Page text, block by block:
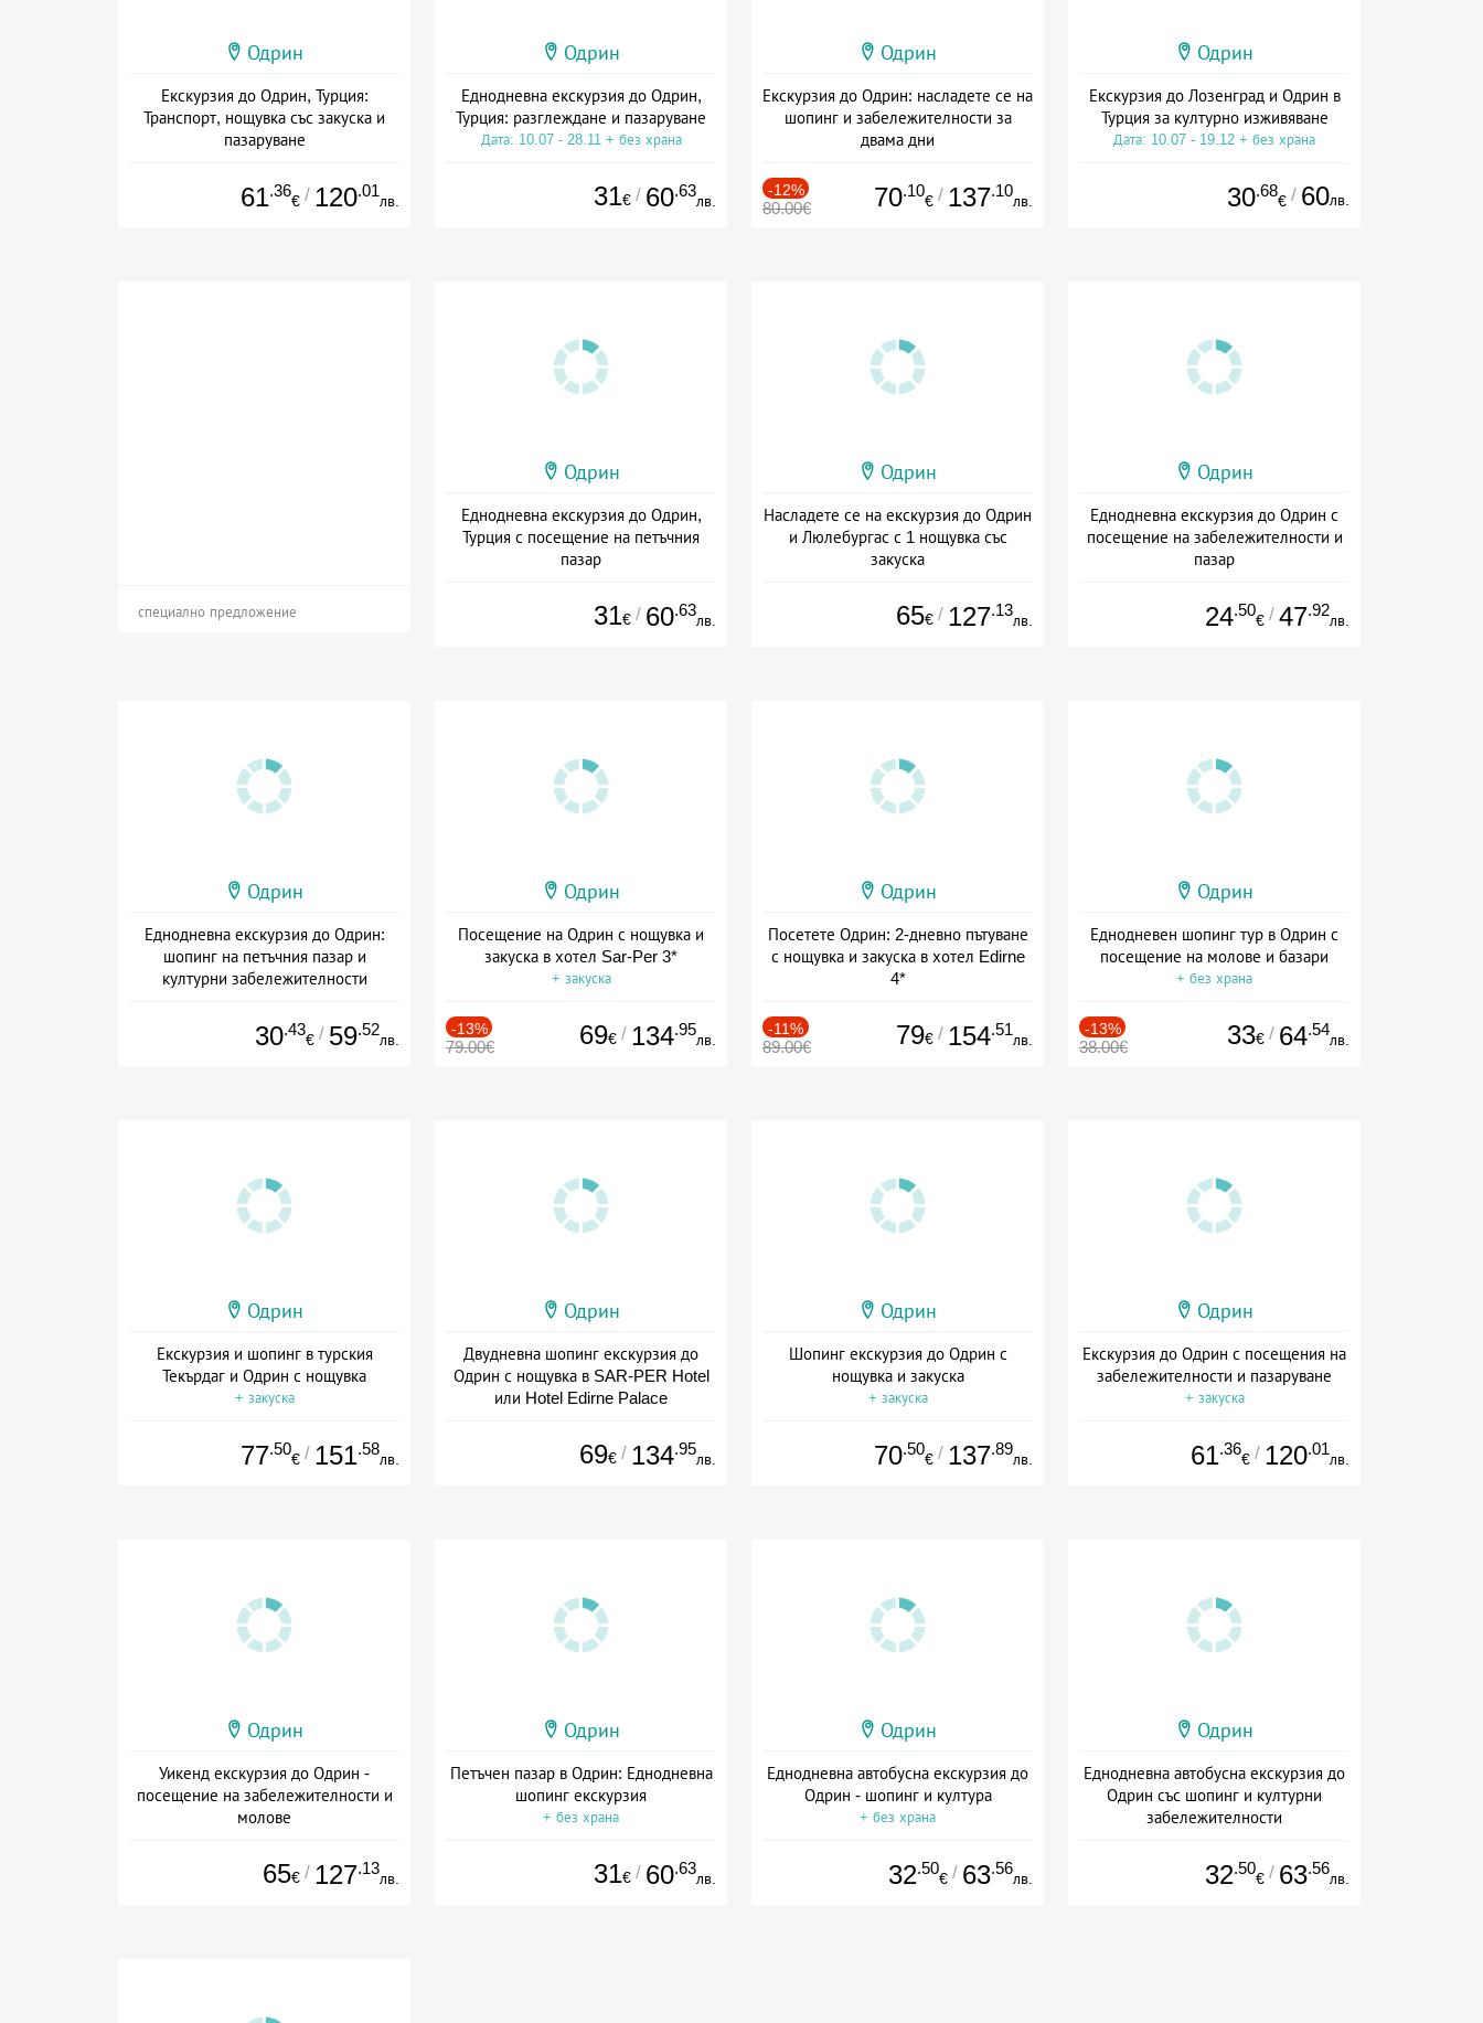
Одрин
Екскурзия до Одрин, Турция:
Транспорт, нощувка със закуска и
пазаруване
61.36
€ / 120.01
лв.
Одрин
Еднодневна екскурзия до Одрин,
Турция: разглеждане и пазаруване
Дата: 10.07 - 28.11 + без храна
31€ / 60.63
лв.
Одрин
Екскурзия до Одрин: насладете се на
шопинг и забележителности за
двама дни
-12%
80.00€ 70.10
€ / 137.10
лв.
Одрин
Екскурзия до Лозенград и Одрин в
Турция за културно изживяване
Дата: 10.07 - 19.12 + без храна
30.68
€ / 60лв.
специално предложение
Одрин
Еднодневна екскурзия до Одрин,
Турция с посещение на петъчния
пазар
31€ / 60.63
лв.
Одрин
Насладете се на екскурзия до Одрин
и Люлебургас с 1 нощувка със
закуска
65€ / 127.13
лв.
Одрин
Еднодневна екскурзия до Одрин с
посещение на забележителности и
пазар
24.50
€ / 47.92
лв.
Одрин
Еднодневна екскурзия до Одрин:
шопинг на петъчния пазар и
културни забележителности
30.43
€ / 59.52
лв.
Одрин
Посещение на Одрин с нощувка и
закуска в хотел Sar-Per 3*
+ закуска
-13%
79.00€ 69€ / 134.95
лв.
Одрин
Посетете Одрин: 2-дневно пътуване
с нощувка и закуска в хотел Edirne
4*
-11%
89.00€ 79€ / 154.51
лв.
Одрин
Еднодневен шопинг тур в Одрин с
посещение на молове и базари
+ без храна
-13%
38.00€ 33€ / 64.54
лв.
Одрин
Екскурзия и шопинг в турския
Текърдаг и Одрин с нощувка
+ закуска
77.50
€ / 151.58
лв.
Одрин
Двудневна шопинг екскурзия до
Одрин с нощувка в SAR-PER Hotel
или Hotel Edirne Palace
69€ / 134.95
лв.
Одрин
Шопинг екскурзия до Одрин с
нощувка и закуска
+ закуска
70.50
€ / 137.89
лв.
Одрин
Екскурзия до Одрин с посещения на
забележителности и пазаруване
+ закуска
61.36
€ / 120.01
лв.
Одрин
Уикенд екскурзия до Одрин -
посещение на забележителности и
молове
65€ / 127.13
лв.
Одрин
Петъчен пазар в Одрин: Еднодневна
шопинг екскурзия
+ без храна
31€ / 60.63
лв.
Одрин
Еднодневна автобусна екскурзия до
Одрин - шопинг и култура
+ без храна
32.50
€ / 63.56
лв.
Одрин
Еднодневна автобусна екскурзия до
Одрин със шопинг и културни
забележителности
32.50
€ / 63.56
лв.